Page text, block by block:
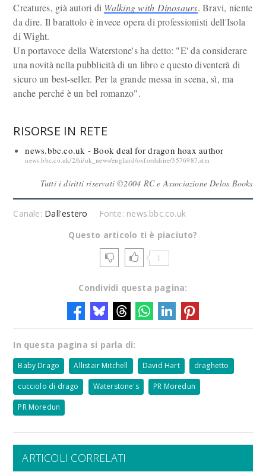
Creatures, già autori di Walking with Dinosaurs. Bravi, niente
da dire. Il barattolo è invece opera di professionisti dell'Isola
di Wight.
Un portavoce della Waterstone's ha detto: "E' da considerare
una novità nella pubblicità di un libro e questo diventerà di
sicuro un best-seller. Per la grande messa in scena, sì, ma
anche perché è un bel romanzo".
RISORSE IN RETE
news.bbc.co.uk - Book deal for dragon hoax author
news.bbc.co.uk/2/hi/uk_news/england/oxfordshire/3576987.stm
Tutti i diritti riservati ©2004 RC e Associazione Delos Books
Canale: Dall'estero
Fonte: news.bbc.co.uk
Questo articolo ti è piaciuto?
1
Condividi questa pagina:
In questa pagina si parla di:
Baby Drago Allistair Mitchell David Hart draghetto
cucciolo di drago Waterstone's PR Moredun
PR Moredun
ARTICOLI CORRELATI